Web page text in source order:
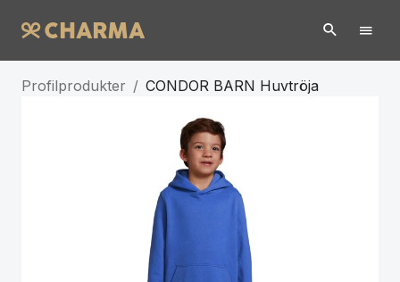
Profilprodukter / CONDOR BARN Huvtröja